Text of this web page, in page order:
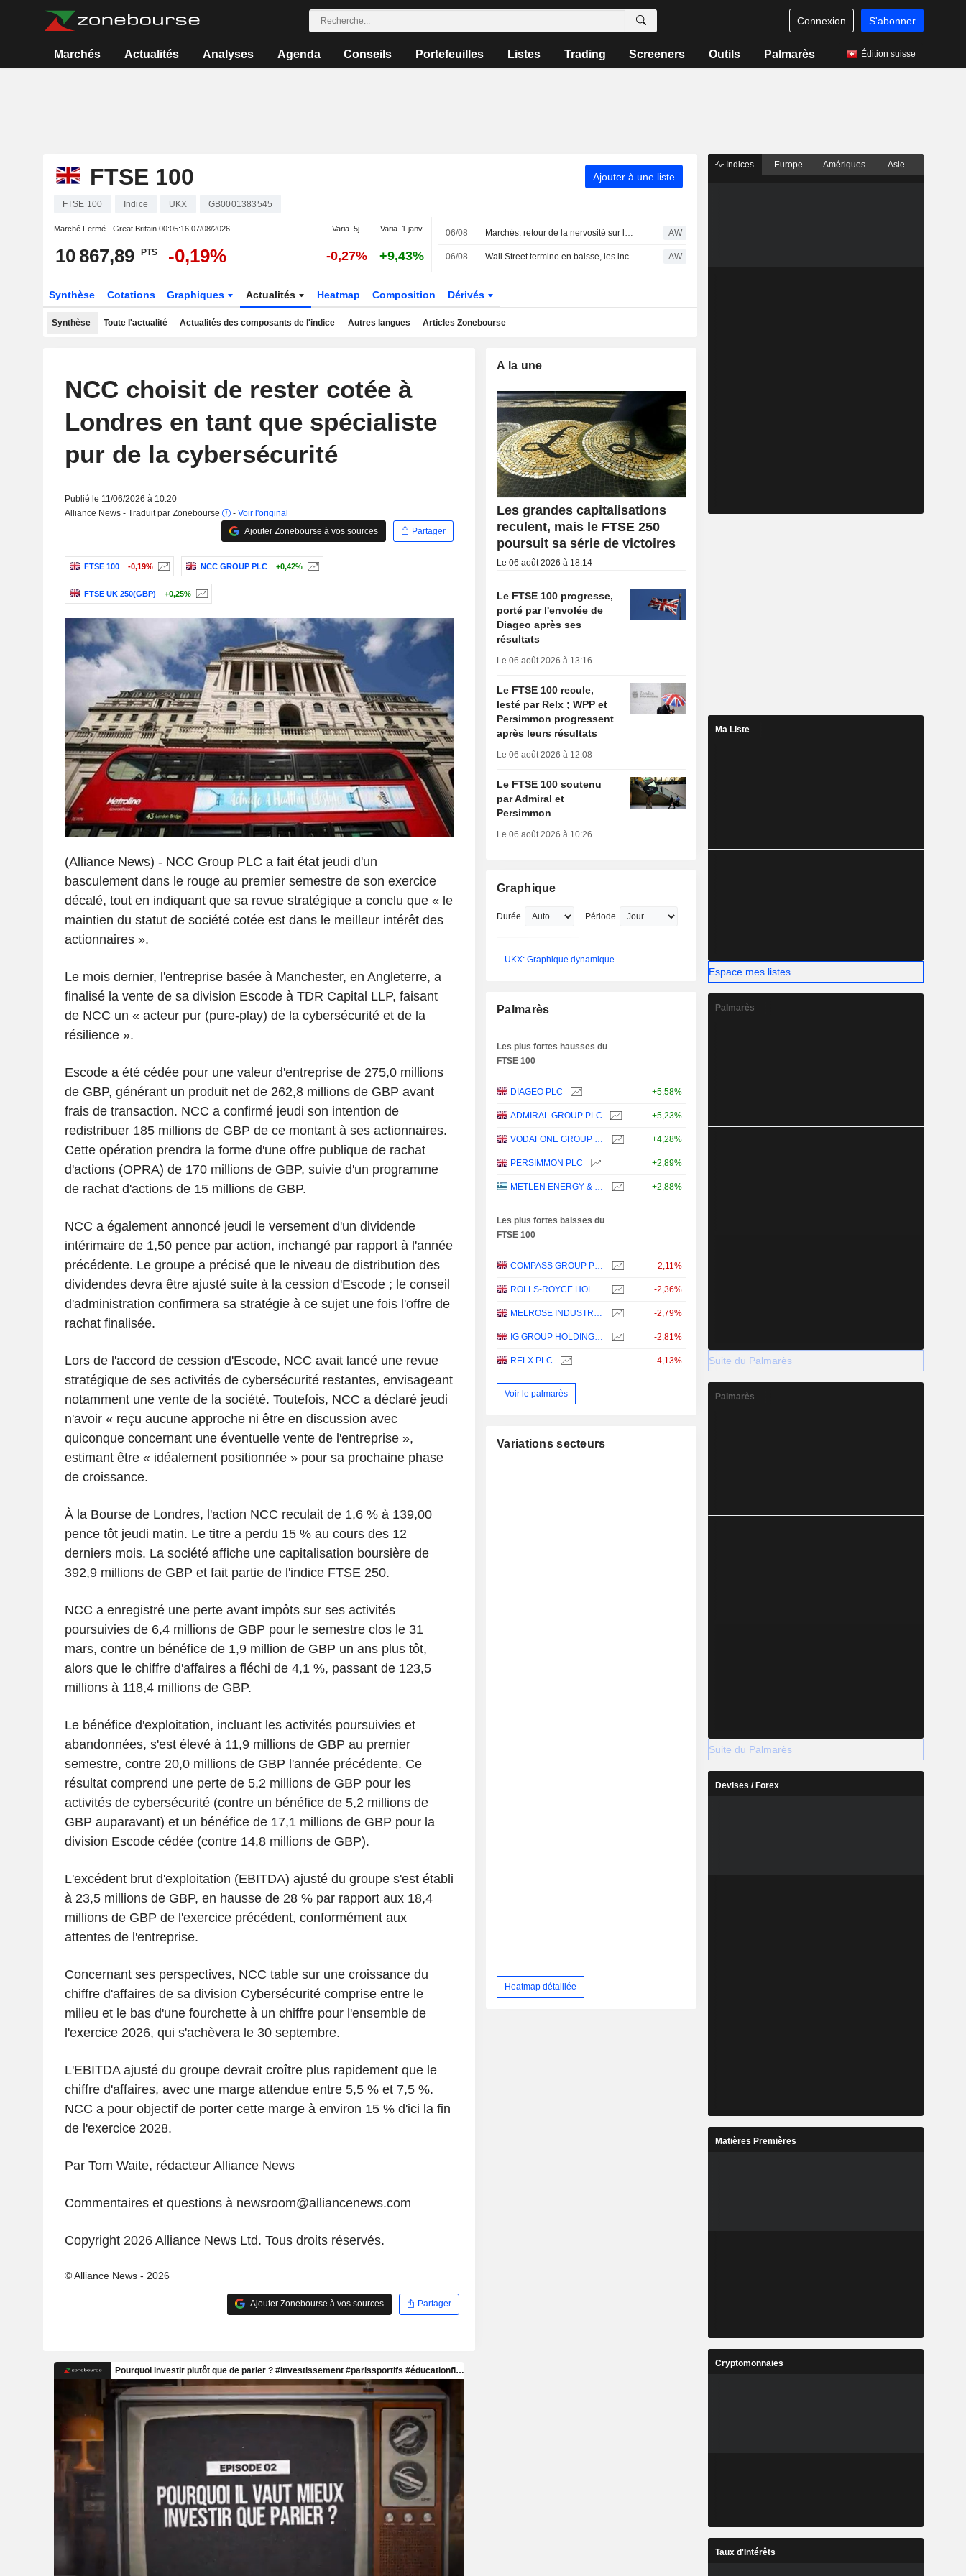
Connexion S'abonner
Marchés Actualités Analyses Agenda Conseils Portefeuilles Listes Trading Screeners Outils Palmarès Édition suisse
FTSE 100 Ajouter à une liste
FTSE 100 Indice UKX GB0001383545
Marché Fermé - Great Britain 00:05:16 07/08/2026 Varia. 5j. Varia. 1 janv.
10 867,89 PTS -0,19% -0,27% +9,43%
06/08 Marchés: retour de la nervosité sur le Moyen-Orient, records en Europe AW
06/08 Wall Street termine en baisse, les incertitudes au Moyen-Orient inquiètent AW
Synthèse Cotations Graphiques Actualités Heatmap Composition Dérivés
Synthèse Toute l'actualité Actualités des composants de l'indice Autres langues Articles Zonebourse
NCC choisit de rester cotée à
Londres en tant que spécialiste
pur de la cybersécurité
Publié le 11/06/2026 à 10:20
Alliance News - Traduit par Zonebourse
- Voir l'original
Ajouter Zonebourse à vos sources
Partager
FTSE 100 -0,19% NCC GROUP PLC +0,42%
FTSE UK 250(GBP) +0,25%
(Alliance News) - NCC Group PLC a fait état jeudi d'un
basculement dans le rouge au premier semestre de son exercice
décalé, tout en indiquant que sa revue stratégique a conclu que « le
maintien du statut de société cotée est dans le meilleur intérêt des
actionnaires ».
Le mois dernier, l'entreprise basée à Manchester, en Angleterre, a
finalisé la vente de sa division Escode à TDR Capital LLP, faisant
de NCC un « acteur pur (pure-play) de la cybersécurité et de la
résilience ».
Escode a été cédée pour une valeur d'entreprise de 275,0 millions
de GBP, générant un produit net de 262,8 millions de GBP avant
frais de transaction. NCC a confirmé jeudi son intention de
redistribuer 185 millions de GBP de ce montant à ses actionnaires.
Cette opération prendra la forme d'une offre publique de rachat
d'actions (OPRA) de 170 millions de GBP, suivie d'un programme
de rachat d'actions de 15 millions de GBP.
NCC a également annoncé jeudi le versement d'un dividende
intérimaire de 1,50 pence par action, inchangé par rapport à l'année
précédente. Le groupe a précisé que le niveau de distribution des
dividendes devra être ajusté suite à la cession d'Escode ; le conseil
d'administration confirmera sa stratégie à ce sujet une fois l'offre de
rachat finalisée.
Lors de l'accord de cession d'Escode, NCC avait lancé une revue
stratégique de ses activités de cybersécurité restantes, envisageant
notamment une vente de la société. Toutefois, NCC a déclaré jeudi
n'avoir « reçu aucune approche ni être en discussion avec
quiconque concernant une éventuelle vente de l'entreprise »,
estimant être « idéalement positionnée » pour sa prochaine phase
de croissance.
À la Bourse de Londres, l'action NCC reculait de 1,6 % à 139,00
pence tôt jeudi matin. Le titre a perdu 15 % au cours des 12
derniers mois. La société affiche une capitalisation boursière de
392,9 millions de GBP et fait partie de l'indice FTSE 250.
NCC a enregistré une perte avant impôts sur ses activités
poursuivies de 6,4 millions de GBP pour le semestre clos le 31
mars, contre un bénéfice de 1,9 million de GBP un ans plus tôt,
alors que le chiffre d'affaires a fléchi de 4,1 %, passant de 123,5
millions à 118,4 millions de GBP.
Le bénéfice d'exploitation, incluant les activités poursuivies et
abandonnées, s'est élevé à 11,9 millions de GBP au premier
semestre, contre 20,0 millions de GBP l'année précédente. Ce
résultat comprend une perte de 5,2 millions de GBP pour les
activités de cybersécurité (contre un bénéfice de 5,2 millions de
GBP auparavant) et un bénéfice de 17,1 millions de GBP pour la
division Escode cédée (contre 14,8 millions de GBP).
L'excédent brut d'exploitation (EBITDA) ajusté du groupe s'est établi
à 23,5 millions de GBP, en hausse de 28 % par rapport aux 18,4
millions de GBP de l'exercice précédent, conformément aux
attentes de l'entreprise.
Concernant ses perspectives, NCC table sur une croissance du
chiffre d'affaires de sa division Cybersécurité comprise entre le
milieu et le bas d'une fourchette à un chiffre pour l'ensemble de
l'exercice 2026, qui s'achèvera le 30 septembre.
L'EBITDA ajusté du groupe devrait croître plus rapidement que le
chiffre d'affaires, avec une marge attendue entre 5,5 % et 7,5 %.
NCC a pour objectif de porter cette marge à environ 15 % d'ici la fin
de l'exercice 2028.
Par Tom Waite, rédacteur Alliance News
Commentaires et questions à newsroom@alliancenews.com
Copyright 2026 Alliance News Ltd. Tous droits réservés.
© Alliance News - 2026
Ajouter Zonebourse à vos sources Partager
A la une
Les grandes capitalisations
reculent, mais le FTSE 250
poursuit sa série de victoires
Le 06 août 2026 à 18:14
Le FTSE 100 progresse,
porté par l'envolée de
Diageo après ses
résultats
Le 06 août 2026 à 13:16
Le FTSE 100 recule,
lesté par Relx ; WPP et
Persimmon progressent
après leurs résultats
Le 06 août 2026 à 12:08
Le FTSE 100 soutenu
par Admiral et
Persimmon
Le 06 août 2026 à 10:26
Graphique
Durée Période
UKX: Graphique dynamique
Palmarès
Les plus fortes hausses du
FTSE 100
DIAGEO PLC +5,58%
ADMIRAL GROUP PLC +5,23%
VODAFONE GROUP PLC +4,28%
PERSIMMON PLC +2,89%
METLEN ENERGY & METALS PLC +2,88%
Les plus fortes baisses du
FTSE 100
COMPASS GROUP PLC -2,11%
ROLLS-ROYCE HOLDINGS PLC -2,36%
MELROSE INDUSTRIES PLC -2,79%
IG GROUP HOLDINGS PLC -2,81%
RELX PLC -4,13%
Voir le palmarès
Variations secteurs
Heatmap détaillée
Indices Europe Amériques Asie
Ma Liste
Espace mes listes
Palmarès
Suite du Palmarès
Palmarès
Suite du Palmarès
Devises / Forex
Matières Premières
Cryptomonnaies
Taux d'Intérêts